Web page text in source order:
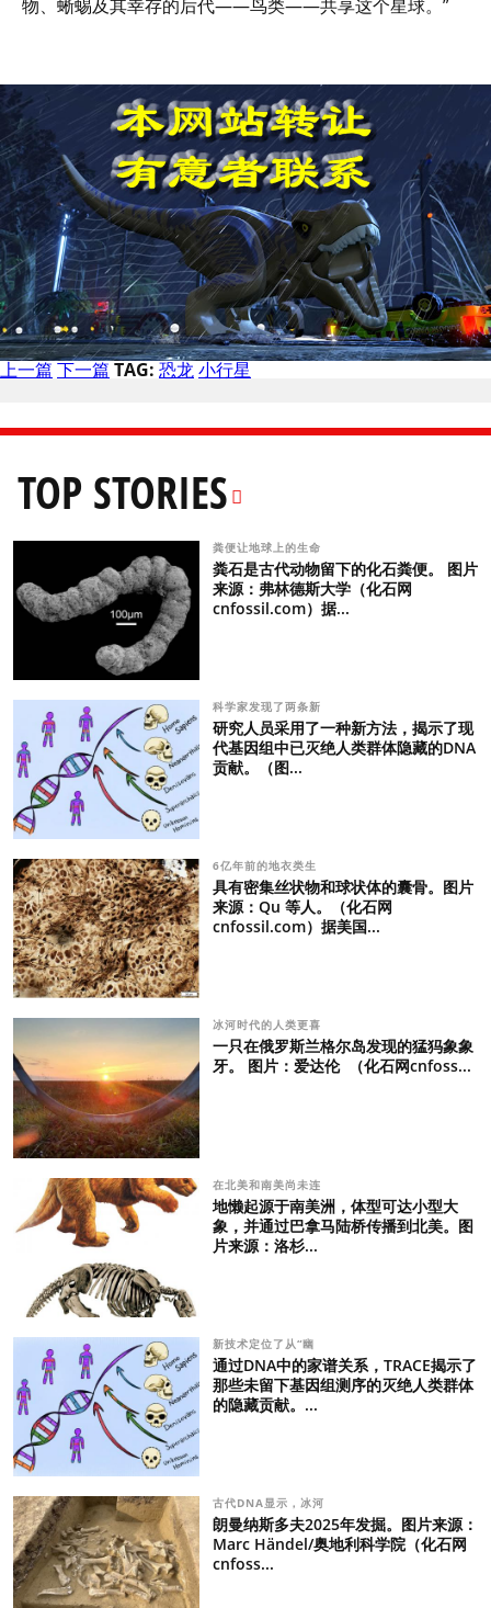
物、蜥蜴及其幸存的后代——鸟类——共享这个星球。”
上一篇 下一篇 TAG: 恐龙小行星
TOP STORIES
粪便让地球上的生命
粪石是古代动物留下的化石粪便。 图片
来源：弗林德斯大学（化石网
cnfossil.com）据...
科学家发现了两条新
研究人员采用了一种新方法，揭示了现
代基因组中已灭绝人类群体隐藏的DNA
贡献。（图...
6亿年前的地衣类生
具有密集丝状物和球状体的囊骨。图片
来源：Qu 等人。（化石网
cnfossil.com）据美国...
冰河时代的人类更喜
一只在俄罗斯兰格尔岛发现的猛犸象象
牙。 图片：爱达伦 （化石网cnfoss...
在北美和南美尚未连
地懒起源于南美洲，体型可达小型大
象，并通过巴拿马陆桥传播到北美。图
片来源：洛杉...
新技术定位了从“幽
通过DNA中的家谱关系，TRACE揭示了
那些未留下基因组测序的灭绝人类群体
的隐藏贡献。...
古代DNA显示，冰河
朗曼纳斯多夫2025年发掘。图片来源：
Marc Händel/奥地利科学院（化石网
cnfoss...